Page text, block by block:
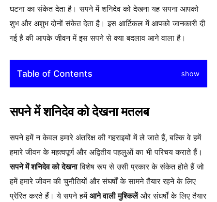
घटना का संकेत देता है। सपने में शनिदेव को देखना यह सपना आपको
शुभ और अशुभ दोनों संकेत देता है। इस आर्टिकल में आपको जानकारी दी
गई है की आपके जीवन में इस सपने से क्या बदलाव आने वाला है।
Table of Contents show
सपने में शनिदेव को देखना मतलब
सपने हमें न केवल हमारे अंतरिक्ष की गहराइयों में ले जाते हैं, बल्कि वे हमें
हमारे जीवन के महत्वपूर्ण और अद्वितीय पहलुओं का भी परिचय कराते हैं।
सपने में शनिदेव को देखनाविशेष रूप से उसी प्रकार के संकेत होते हैं जो
हमें हमारे जीवन की चुनौतियों और संघर्षों के सामने तैयार रहने के लिए
प्रेरित करते हैं। ये सपने हमें आने वाली मुश्किलेंऔर संघर्षों के लिए तैयार